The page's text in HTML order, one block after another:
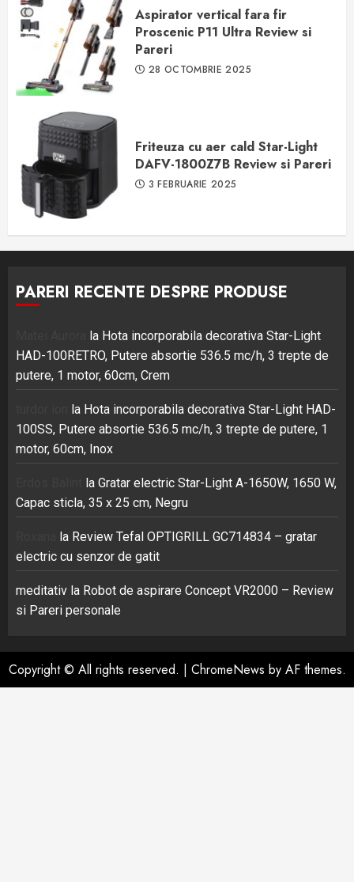
Aspirator vertical fara fir
Proscenic P11 Ultra Review si
Pareri
28 OCTOMBRIE 2025
Friteuza cu aer cald Star-Light
DAFV-1800Z7B Review si Pareri
3 FEBRUARIE 2025
PARERI RECENTE DESPRE PRODUSE
la Hota incorporabila decorativa Star-Light
HAD-100RETRO, Putere absortie 536.5 mc/h, 3 trepte de
putere, 1 motor, 60cm, Crem
la Hota incorporabila decorativa Star-Light HAD-
100SS, Putere absortie 536.5 mc/h, 3 trepte de putere, 1
motor, 60cm, Inox
la Gratar electric Star-Light A-1650W, 1650 W,
Capac sticla, 35 x 25 cm, Negru
la Review Tefal OPTIGRILL GC714834 – gratar
electric cu senzor de gatit
meditativ la Robot de aspirare Concept VR2000 – Review
si Pareri personale
Copyright © All rights reserved. | ChromeNews by AF themes.